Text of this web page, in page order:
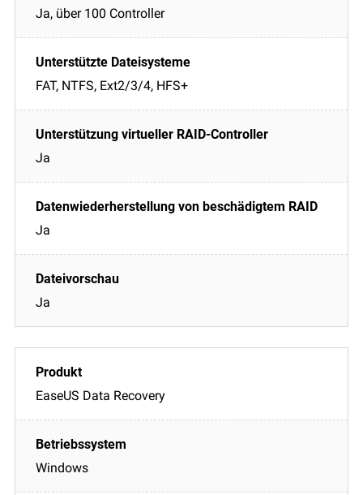
Ja, über 100 Controller
FAT, NTFS, Ext2/3/4, HFS+
Ja
Ja
Ja
EaseUS Data Recovery
Windows